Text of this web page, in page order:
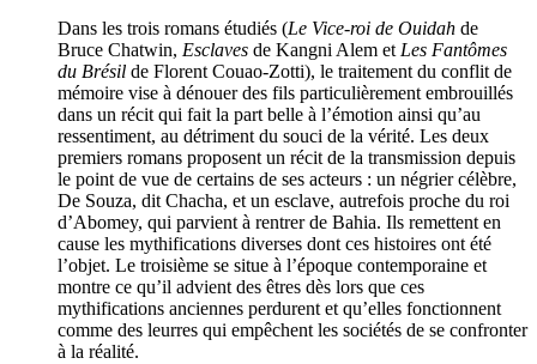
Dans les trois romans étudiés (Le Vice-roi de Ouidah de
Bruce Chatwin, Esclaves de Kangni Alem etLes Fantômes
du Brésil de Florent Couao-Zotti), le traitement du conflit de
mémoire vise à dénouer des fils particulièrement embrouillés
dans un récit qui fait la part belle à l’émotion ainsi qu’au
ressentiment, au détriment du souci de la vérité. Les deux
premiers romans proposent un récit de la transmission depuis
le point de vue de certains de ses acteurs : un négrier célèbre,
De Souza, dit Chacha, et un esclave, autrefois proche du roi
d’Abomey, qui parvient à rentrer de Bahia. Ils remettent en
cause les mythifications diverses dont ces histoires ont été
l’objet. Le troisième se situe à l’époque contemporaine et
montre ce qu’il advient des êtres dès lors que ces
mythifications anciennes perdurent et qu’elles fonctionnent
comme des leurres qui empêchent les sociétés de se confronter
à la réalité.